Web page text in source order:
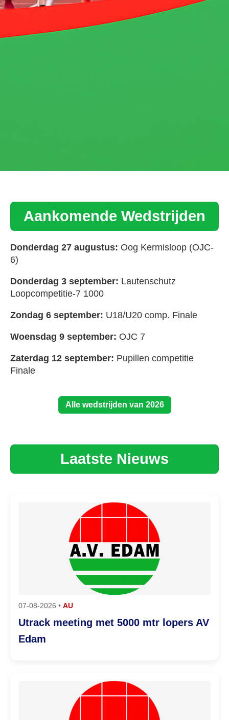
Aankomende Wedstrijden
Donderdag 27 augustus: Oog Kermisloop (OJC-
6)
Donderdag 3 september: Lautenschutz
Loopcompetitie-7 1000
Zondag 6 september: U18/U20 comp. Finale
Woensdag 9 september: OJC 7
Zaterdag 12 september: Pupillen competitie
Finale
Alle wedstrijden van 2026
Laatste Nieuws
07-08-2026 • AU
Utrack meeting met 5000 mtr lopers AV
Edam